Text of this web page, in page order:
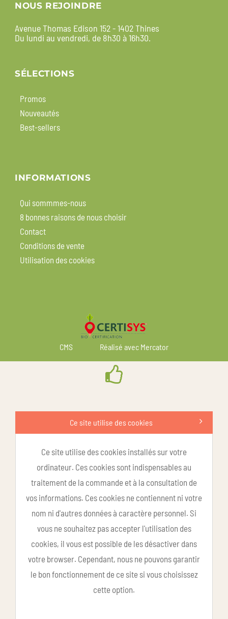
NOUS REJOINDRE
Avenue Thomas Edison 152 - 1402 Thines
Du lundi au vendredi, de 8h30 à 16h30.
SÉLECTIONS
Promos
Nouveautés
Best-sellers
INFORMATIONS
Qui sommmes-nous
8 bonnes raisons de nous choisir
Contact
Conditions de vente
Utilisation des cookies
CMS Réalisé avec Mercator
Ce site utilise des cookies
Ce site utilise des cookies installés sur votre
ordinateur. Ces cookies sont indispensables au
traitement de la commande et à la consultation de
vos informations. Ces cookies ne contiennent ni votre
nom ni d'autres données à caractère personnel. Si
vous ne souhaitez pas accepter l'utilisation des
cookies, il vous est possible de les désactiver dans
votre browser. Cependant, nous ne pouvons garantir
le bon fonctionnement de ce site si vous choisissez
cette option.